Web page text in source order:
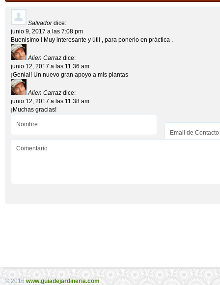
Salvador dice:
junio 9, 2017 a las 7:08 pm
Buenisímo ! Muy interesante y útil , para ponerlo en práctica .
Alien Carraz dice:
junio 12, 2017 a las 11:36 am
¡Genial! Un nuevo gran apoyo a mis plantas
Alien Carraz dice:
junio 12, 2017 a las 11:38 am
¡Muchas gracias!
© 2016 www.guiadejardineria.com